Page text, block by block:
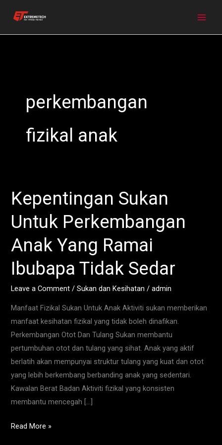
content
perkembangan
fizikal anak
Kepentingan Sukan
Untuk Perkembangan
Anak Yang Ramai
Ibubapa Tidak Sedar
Leave a Comment /Sukan dan Kesihatan /admin
Manfaat Fizikal Sukan Untuk Anak Aktiviti sukan memberikan
manfaat kesihatan fizikal yang tidak boleh dinafikan.
Perkembangan Otot Dan Tulang Sukan membantu
pertumbuhan otot dan tulang yang sihat. Anak yang aktif
berlatih akan mempunyai struktur tulang yang kuat dan otot
yang lebih berkembang berbanding anak yang sedentari.
Kawalan Berat Badan Aktiviti fizikal yang konsisten
membantu mencegah […]
Kepentingan
Sukan
Untuk
Anak
Yang
Ramai
Ibubapa
Sedar
Read More »